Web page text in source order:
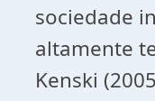
sociedade
altamente
Kenski